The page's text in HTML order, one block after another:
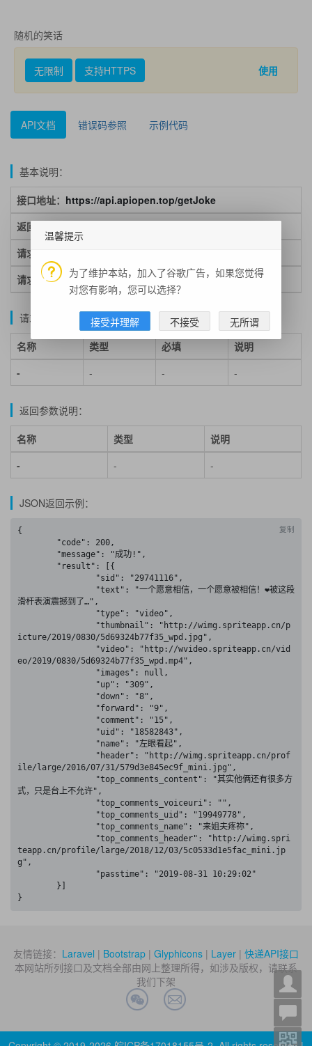
随机的笑话
无限制 支持HTTPS 使用
API文档 错误码参照 示例代码
基本说明：
接口地址： https://api.apiopen.top/getJoke
返回格式：json
请求方式：get
请求示例：https://api.apiopen.top/getJoke
请求参数说明：
名称 类型 必填
说明
-
- - -
返回参数说明：
名称 类型
说明
-
- -
JSON返回示例：
复制
{
滑杆表演震撼到了…",
icture/2019/0830/5d69324b77f35_wpd.jpg",
eo/2019/0830/5d69324b77f35_wpd.mp4",
ile/large/2016/07/31/579d3e845ec9f_mini.jpg",
式，只是台上不允许",
teapp.cn/profile/large/2018/12/03/5c0533d1e5fac_mini.jp
g",
}
友情链接： Laravel | Bootstrap | Glyphicons | Layer | 快递API接口
本网站所列接口及文档全部由网上整理所得，如涉及版权，请联系
我们下架
温馨提示
为了维护本站，加入了谷歌广告，如果您觉得
对您有影响，您可以选择？
接受并理解 不接受 无所谓